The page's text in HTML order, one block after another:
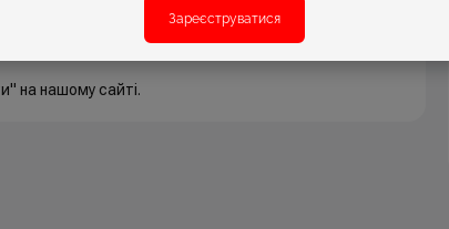
Зареєструватися
розміром 5х5 мм. Блокнот торгової марки YES
на нашому сайті.